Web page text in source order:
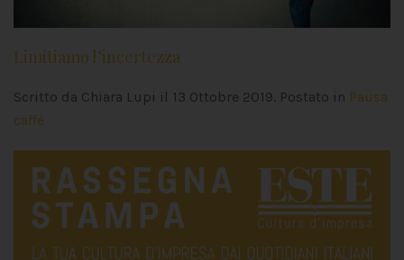
Limitiamo l’incertezza
Scritto da Chiara Lupi il 13 Ottobre 2019. Postato in Pausa
caffè